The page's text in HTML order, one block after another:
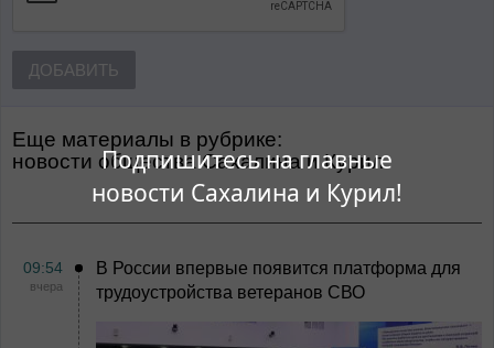
Подпишитесь на главные
новости Сахалина и Курил!
ДОБАВИТЬ
Еще материалы в рубрике:
Новости общества Сахалина и Курил
09:54
вчера
В России впервые появится платформа для
трудоустройства ветеранов СВО